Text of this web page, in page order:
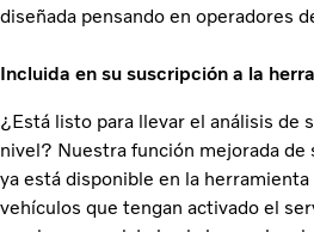
diseñada pensando en operadores
Incluida en su suscripción a la
¿Está listo para llevar el análisis de
nivel? Nuestra función mejorada de
ya está disponible en la
vehículos que tengan activado el